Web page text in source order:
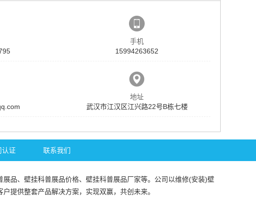
手机
15994263652
地址
武汉市江汉区江兴路22号B栋七楼
认证 联系我们
展品、 壁挂科普展品价格、 壁挂科普展品厂家等。公司以维修(安装)壁
提供整套产品解决方案，实现双赢，共创未来。